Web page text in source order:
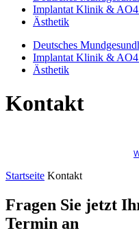
Implantat Klinik & AO4
Ästhetik
Deutsches
Implantat Klinik & AO4
Ästhetik
Kontakt
Startseite Kontakt
Fragen Sie jetzt
Termin an